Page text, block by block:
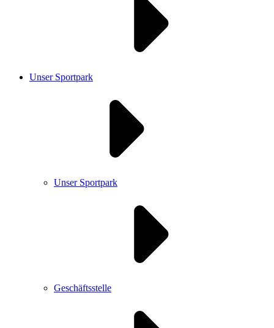
Unser Sportpark
Unser Sportpark
Geschäftsstelle